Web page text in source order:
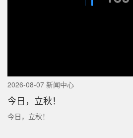
2026-08-07 新闻中心
今日，立秋！
今日，立秋！